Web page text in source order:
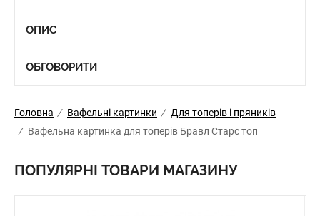
ОПИС
ОБГОВОРИТИ
Головна / Вафельні картинки / Для топерів і пряників
/ Вафельна картинка для топерів Бравл Старс топ
ПОПУЛЯРНІ ТОВАРИ МАГАЗИНУ